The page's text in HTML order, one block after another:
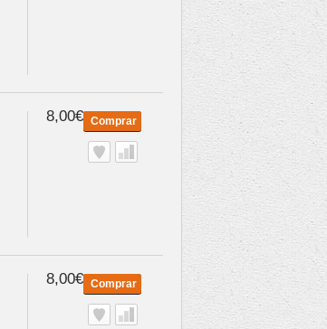
8,00€ Comprar
8,00€ Comprar